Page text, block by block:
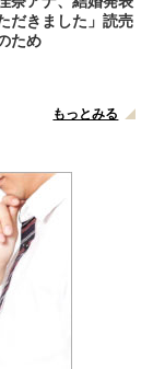
だきました」読売
ため
もっとみる